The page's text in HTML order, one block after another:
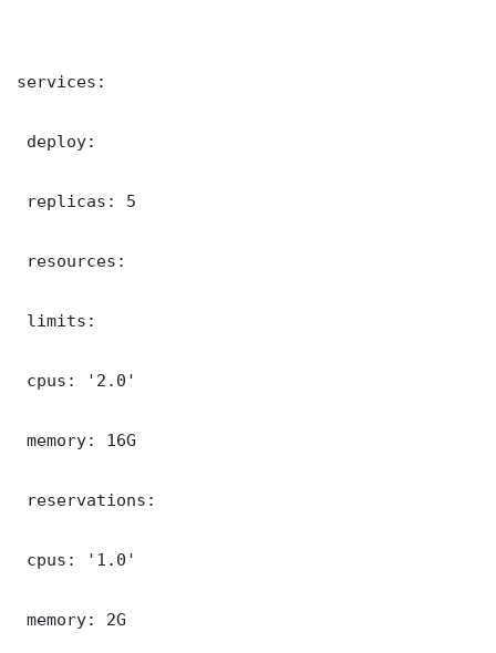
services:
deploy:
replicas: 5
resources:
limits:
cpus: '2.0'
memory: 16G
reservations:
cpus: '1.0'
memory: 2G